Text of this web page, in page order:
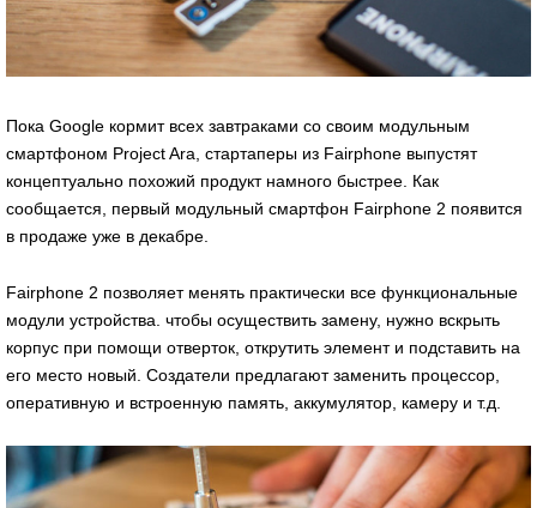
Пока Google кормит всех завтраками со своим модульным
смартфоном Project Ara, стартаперы из Fairphone выпустят
концептуально похожий продукт намного быстрее. Как
сообщается, первый модульный смартфон Fairphone 2 появится
в продаже уже в декабре.
Fairphone 2 позволяет менять практически все функциональные
модули устройства. чтобы осуществить замену, нужно вскрыть
корпус при помощи отверток, открутить элемент и подставить на
его место новый. Создатели предлагают заменить процессор,
оперативную и встроенную память, аккумулятор, камеру и т.д.